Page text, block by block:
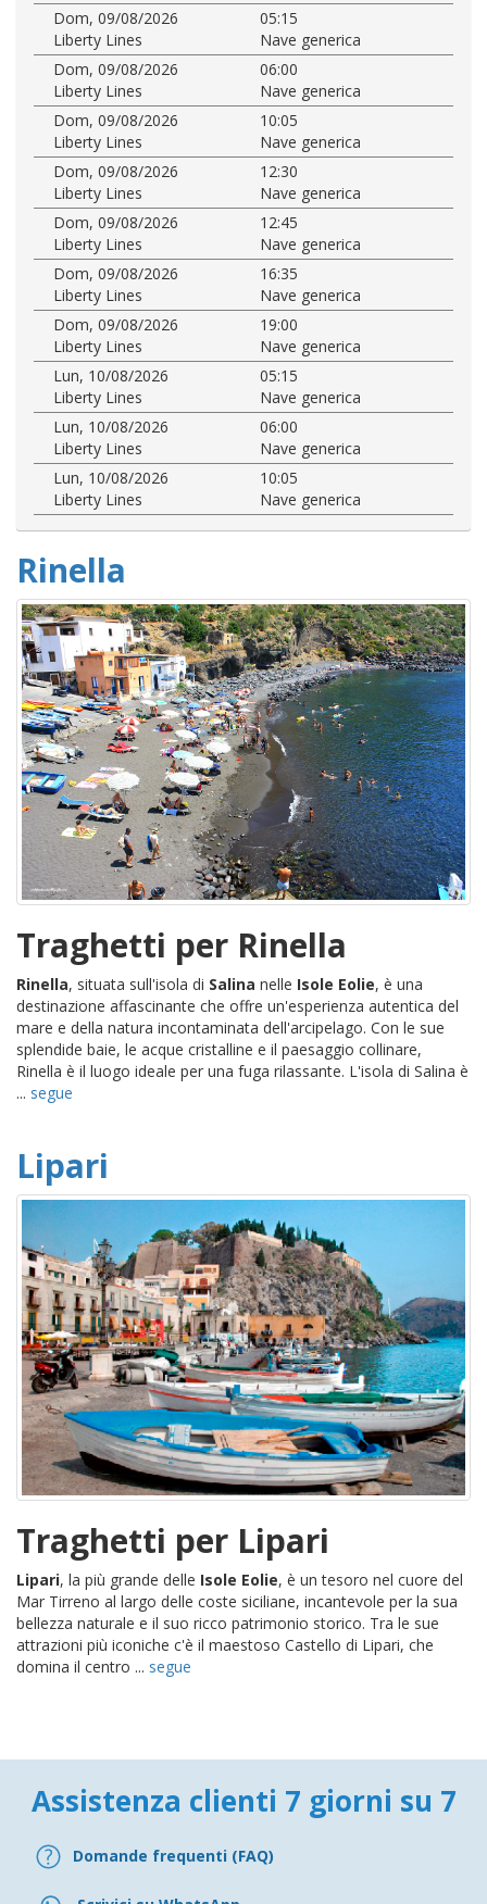
Dom, 09/08/2026
05:15
Liberty Lines
Nave generica
Dom, 09/08/2026
06:00
Liberty Lines
Nave generica
Dom, 09/08/2026
10:05
Liberty Lines
Nave generica
Dom, 09/08/2026
12:30
Liberty Lines
Nave generica
Dom, 09/08/2026
12:45
Liberty Lines
Nave generica
Dom, 09/08/2026
16:35
Liberty Lines
Nave generica
Dom, 09/08/2026
19:00
Liberty Lines
Nave generica
Lun, 10/08/2026
05:15
Liberty Lines
Nave generica
Lun, 10/08/2026
06:00
Liberty Lines
Nave generica
Lun, 10/08/2026
10:05
Liberty Lines
Nave generica
Rinella
Traghetti per Rinella
Rinella, situata sull'isola di Salina nelle Isole Eolie, è una
destinazione affascinante che offre un'esperienza autentica del
mare e della natura incontaminata dell'arcipelago. Con le sue
splendide baie, le acque cristalline e il paesaggio collinare,
Rinella è il luogo ideale per una fuga rilassante. L'isola di Salina è
... segue
Lipari
Traghetti per Lipari
Lipari, la più grande delle Isole Eolie, è un tesoro nel cuore del
Mar Tirreno al largo delle coste siciliane, incantevole per la sua
bellezza naturale e il suo ricco patrimonio storico. Tra le sue
attrazioni più iconiche c'è il maestoso Castello di Lipari, che
domina il centro ... segue
Assistenza clienti 7 giorni su 7
Domande frequenti (FAQ)